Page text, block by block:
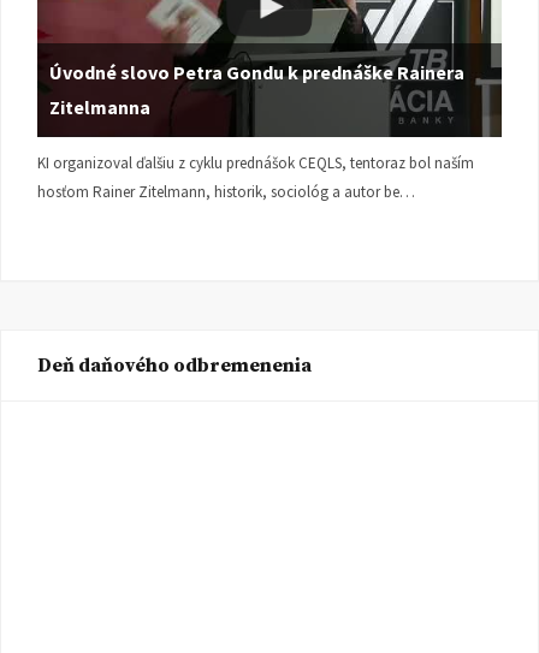
Úvodné slovo Petra Gondu k prednáške Rainera
Zitelmanna
KI organizoval ďalšiu z cyklu prednášok CEQLS, tentoraz bol naším
hosťom Rainer Zitelmann, historik, sociológ a autor be…
Deň daňového odbremenenia